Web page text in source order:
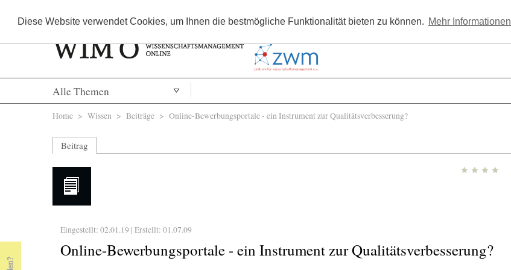
Diese Website verwendet Cookies, um Ihnen die bestmögliche Funktionalität bieten zu können. Mehr Informationen
Kostenlos registrieren
Alle Themen
Sie sind hier
Home > Wissen > Beiträge > Online-Bewerbungsportale - ein Instrument zur Qualitätsverbesserung?
Beitrag
Eingestellt: 02.01.19 | Erstellt: 01.07.09
Online-Bewerbungsportale - ein Instrument zur Qualitätsverbesserung?